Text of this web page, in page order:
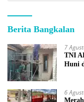
Berita Bangkalan
7
TNI
Huni
6